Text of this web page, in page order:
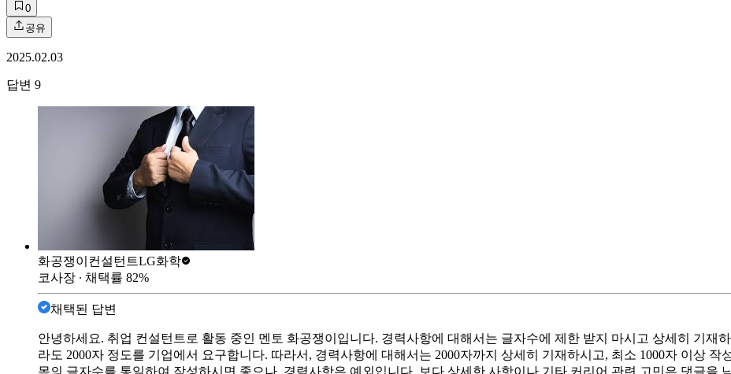
0
공유
2025.02.03
답변 9
화공쟁이컨설턴트LG화학
코사장 ∙ 채택률 82%
채택된 답변
안녕하세요. 취업 컨설턴트로 활동 중인 멘토 화공쟁이입니다. 경력사항에 대해서는 글자수에 제한 받지 마시고 상세히 기재
라도 2000자 정도를 기업에서 요구합니다. 따라서, 경력사항에 대해서는 2000자까지 상세히 기재하시고, 최소 1000자 이상
목의 글자수를 통일하여 작성하시면 좋으나, 경력사항은 예외입니다. 보다 상세한 사항이나 기타 커리어 관련 고민은 댓글을